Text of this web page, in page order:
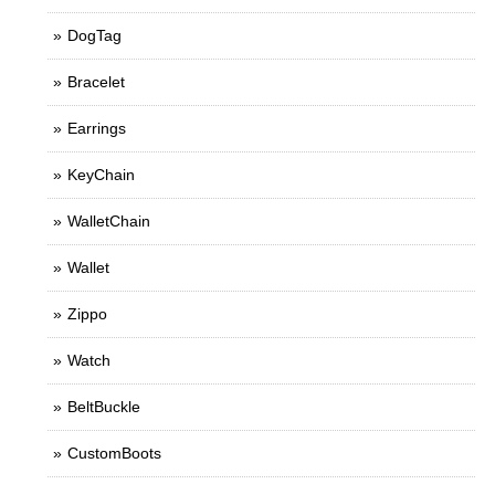
DogTag
Bracelet
Earrings
KeyChain
WalletChain
Wallet
Zippo
Watch
BeltBuckle
CustomBoots